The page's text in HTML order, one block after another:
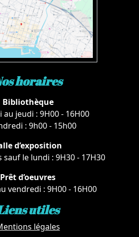
horaires
Bibliothèque
au jeudi : 9H00 - 16H00
: 9h00 - 15h00
d’exposition
sauf le lundi : 9H30 - 17H30
Prêt d’oeuvres
vendredi : 9H00 - 16H00
utiles
légales